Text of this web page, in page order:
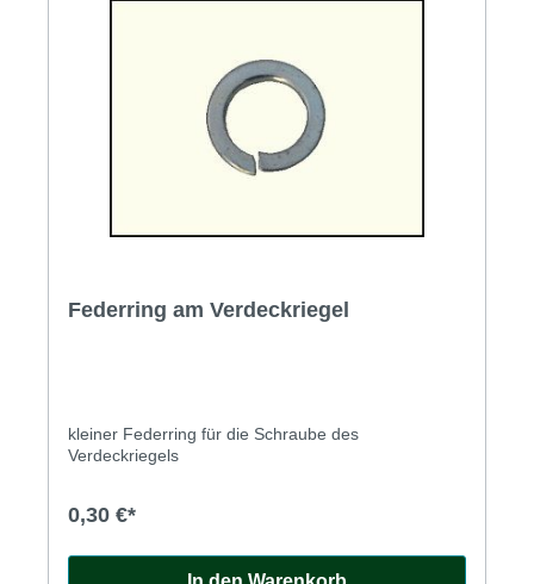
Federring am Verdeckriegel
kleiner Federring für die Schraube des
Verdeckriegels
0,30 €*